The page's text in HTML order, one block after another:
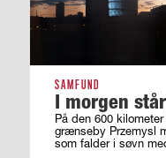
SAMFUND
I morgen
På den 600
grænseby Przemysl
som falder i søvn